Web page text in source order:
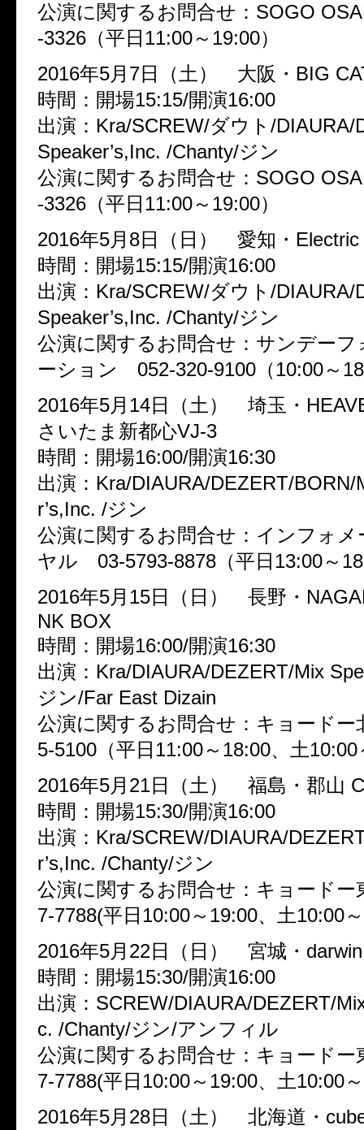
公演に関するお問合せ：SOGO
-3326（平日11:00～19:00）
2016年5月7日（土） 大阪・BIG
時間：開場15:15/開演16:00
出演：Kra/SCREW/ダウト/DIAURA/
Speaker’s,Inc. /Chanty/ジン
公演に関するお問合せ：SOGO
-3326（平日11:00～19:00）
2016年5月8日（日） 愛知・Electric
時間：開場15:15/開演16:00
出演：Kra/SCREW/ダウト/DIAURA/
Speaker’s,Inc. /Chanty/ジン
公演に関するお問合せ：サンデー
ーション 052-320-9100（10:00～
2016年5月14日（土） 埼玉・
さいたま新都心VJ-3
時間：開場16:00/開演16:30
出演：Kra/DIAURA/DEZERT/BORN/
r’s,Inc. /ジン
公演に関するお問合せ：インフォ
ヤル 03-5793-8878（平日13:00～
2016年5月15日（日） 長野・
NK BOX
時間：開場16:00/開演16:30
出演：Kra/DIAURA/DEZERT/Mix
ジン/Far East Dizain
公演に関するお問合せ：キョード
5-5100（平日11:00～18:00、土10:00
2016年5月21日（土） 福島・郡山
時間：開場15:30/開演16:00
出演：Kra/SCREW/DIAURA/
r’s,Inc. /Chanty/ジン
公演に関するお問合せ：キョード
7-7788(平日10:00～19:00、土10:00
2016年5月22日（日） 宮城・darwin
時間：開場15:30/開演16:00
出演：SCREW/DIAURA/DEZERT/
c. /Chanty/ジン/アンフィル
公演に関するお問合せ：キョード
7-7788(平日10:00～19:00、土10:00
2016年5月28日（土） 北海道・